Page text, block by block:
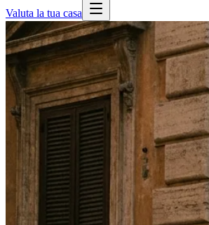
Valuta la tua casa